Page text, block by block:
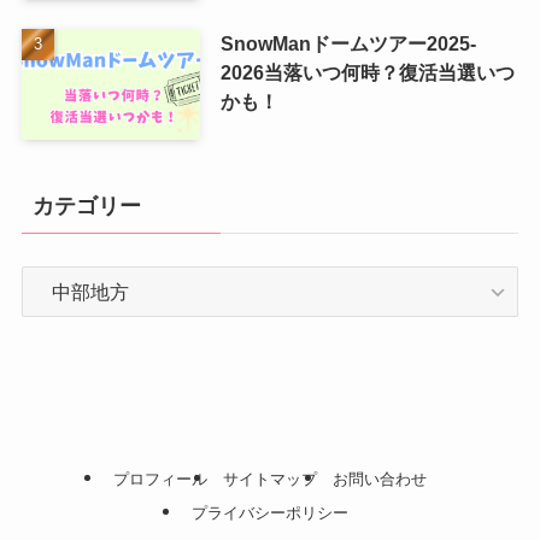
SnowManドームツアー2025-
2026当落いつ何時？復活当選いつ
かも！
カテゴリー
プロフィール サイトマップ
お問い合わせ
プライバシーポリシー